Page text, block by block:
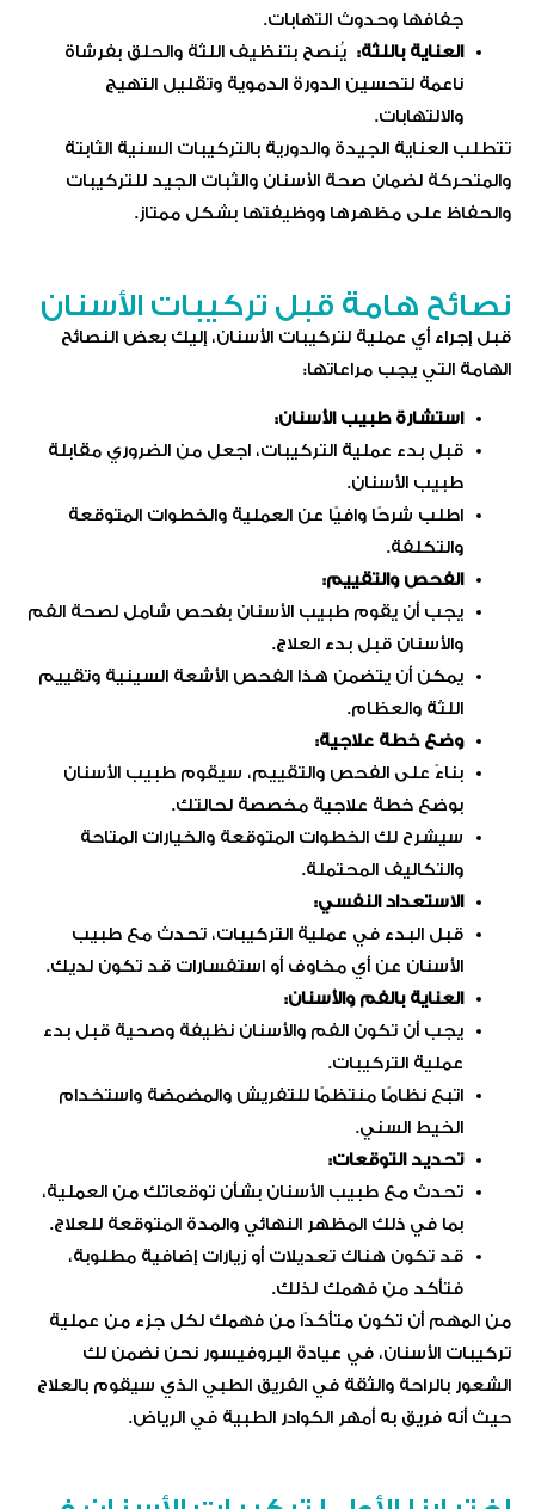
جفافها وحدوث التهابات.
العناية باللثة: يُنصح بتنظيف اللثة والحلق بفرشاة
ناعمة لتحسين الدورة الدموية وتقليل التهيج
والالتهابات.
تتطلب العناية الجيدة والدورية بالتركيبات السنية الثابتة
والمتحركة لضمان صحة الأسنان والثبات الجيد للتركيبات
والحفاظ على مظهرها ووظيفتها بشكل ممتاز.
نصائح هامة قبل تركيبات الأسنان
قبل إجراء أي عملية لتركيبات الأسنان، إليك بعض النصائح
الهامة التي يجب مراعاتها:
استشارة طبيب الأسنان:
قبل بدء عملية التركيبات، اجعل من الضروري مقابلة
طبيب الأسنان.
اطلب شرحًا وافيًا عن العملية والخطوات المتوقعة
والتكلفة.
الفحص والتقييم:
يجب أن يقوم طبيب الأسنان بفحص شامل لصحة الفم
والأسنان قبل بدء العلاج.
يمكن أن يتضمن هذا الفحص الأشعة السينية وتقييم
اللثة والعظام.
وضع خطة علاجية:
بناءً على الفحص والتقييم، سيقوم طبيب الأسنان
بوضع خطة علاجية مخصصة لحالتك.
سيشرح لك الخطوات المتوقعة والخيارات المتاحة
والتكاليف المحتملة.
الاستعداد النفسي:
قبل البدء في عملية التركيبات، تحدث مع طبيب
الأسنان عن أي مخاوف أو استفسارات قد تكون لديك.
العناية بالفم والأسنان:
يجب أن تكون الفم والأسنان نظيفة وصحية قبل بدء
عملية التركيبات.
اتبع نظامًا منتظمًا للتفريش والمضمضة واستخدام
الخيط السني.
تحديد التوقعات:
تحدث مع طبيب الأسنان بشأن توقعاتك من العملية،
بما في ذلك المظهر النهائي والمدة المتوقعة للعلاج.
قد تكون هناك تعديلات أو زيارات إضافية مطلوبة،
فتأكد من فهمك لذلك.
من المهم أن تكون متأكدًا من فهمك لكل جزء من عملية
تركيبات الأسنان، في عيادة البروفيسور نحن نضمن لك
الشعور بالراحة والثقة في الفريق الطبي الذي سيقوم بالعلاج
حيث أنه فريق به أمهر الكوادر الطبية في الرياض.